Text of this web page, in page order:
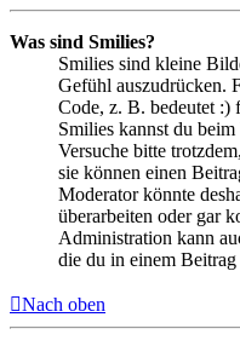
Was sind Smilies?
Smilies sind kleine
Gefühl auszudrücken.
Code, z. B. bedeutet
Smilies kannst du beim
Versuche bitte
sie können einen
Moderator könnte
überarbeiten oder gar
Administration kann
die du in einem Beitrag
Nach oben